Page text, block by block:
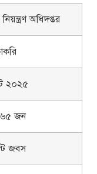
অধিদপ্তর
২০২৫
৬৫ জন
জবস